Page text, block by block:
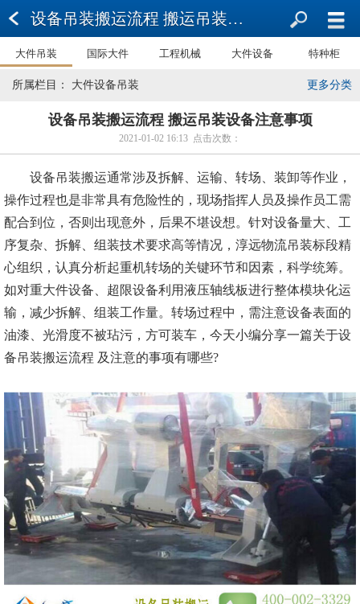
设备吊装搬运流程 搬运吊装设备注意事项
大件吊装 国际大件 工程机械 大件设备 特种柜
更多分类
所属栏目： 大件设备吊装
设备吊装搬运流程 搬运吊装设备注意事项
2021-01-02 16:13 点击次数：
设备吊装搬运通常涉及拆解、运输、转场、装卸等作业，
操作过程也是非常具有危险性的，现场指挥人员及操作员工需
配合到位，否则出现意外，后果不堪设想。针对设备量大、工
序复杂、拆解、组装技术要求高等情况，淳远物流吊装标段精
心组织，认真分析起重机转场的关键环节和因素，科学统筹。
如对重大件设备、超限设备利用液压轴线板进行整体模块化运
输，减少拆解、组装工作量。转场过程中，需注意设备表面的
油漆、光滑度不被玷污，方可装车，今天小编分享一篇关于设
备吊装搬运流程 及注意的事项有哪些?